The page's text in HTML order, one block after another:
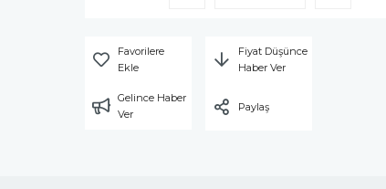
Favorilere
Ekle
Fiyat Düşünce
Haber Ver
Gelince Haber
Ver
Paylaş